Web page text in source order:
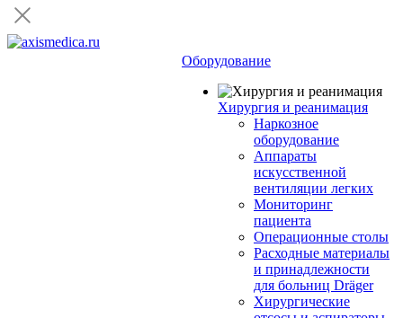
Оборудование
Хирургия и реанимация
Наркозное
оборудование
Аппараты
искусственной
вентиляции легких
Мониторинг
пациента
Операционные столы
Расходные материалы
и принадлежности
для больниц Dräger
Хирургические